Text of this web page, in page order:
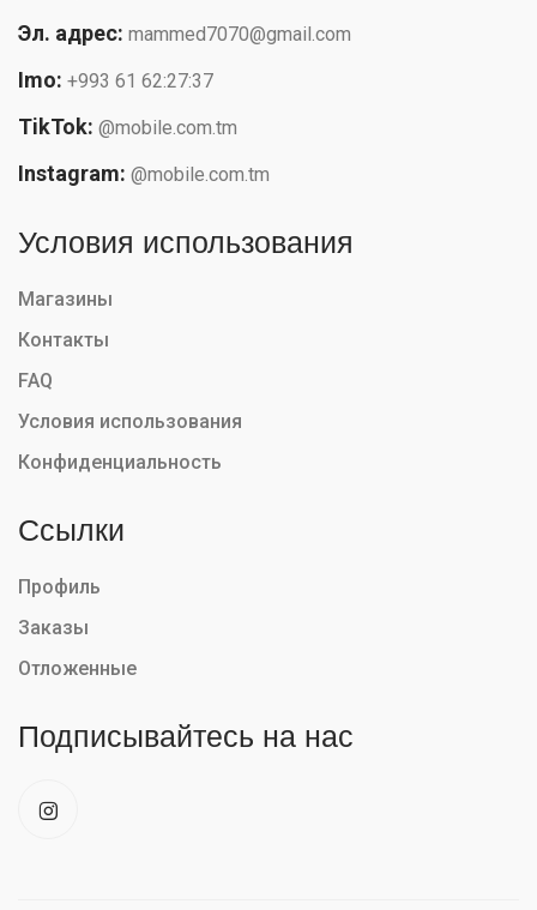
Эл. адрес: mammed7070@gmail.com
Imo: +993 61 62:27:37
TikTok: @mobile.com.tm
Instagram: @mobile.com.tm
Условия использования
Магазины
Контакты
FAQ
Условия использования
Конфиденциальность
Ссылки
Профиль
Заказы
Отложенные
Подписывайтесь на нас